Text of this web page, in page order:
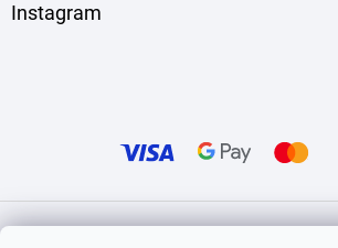
Instagram